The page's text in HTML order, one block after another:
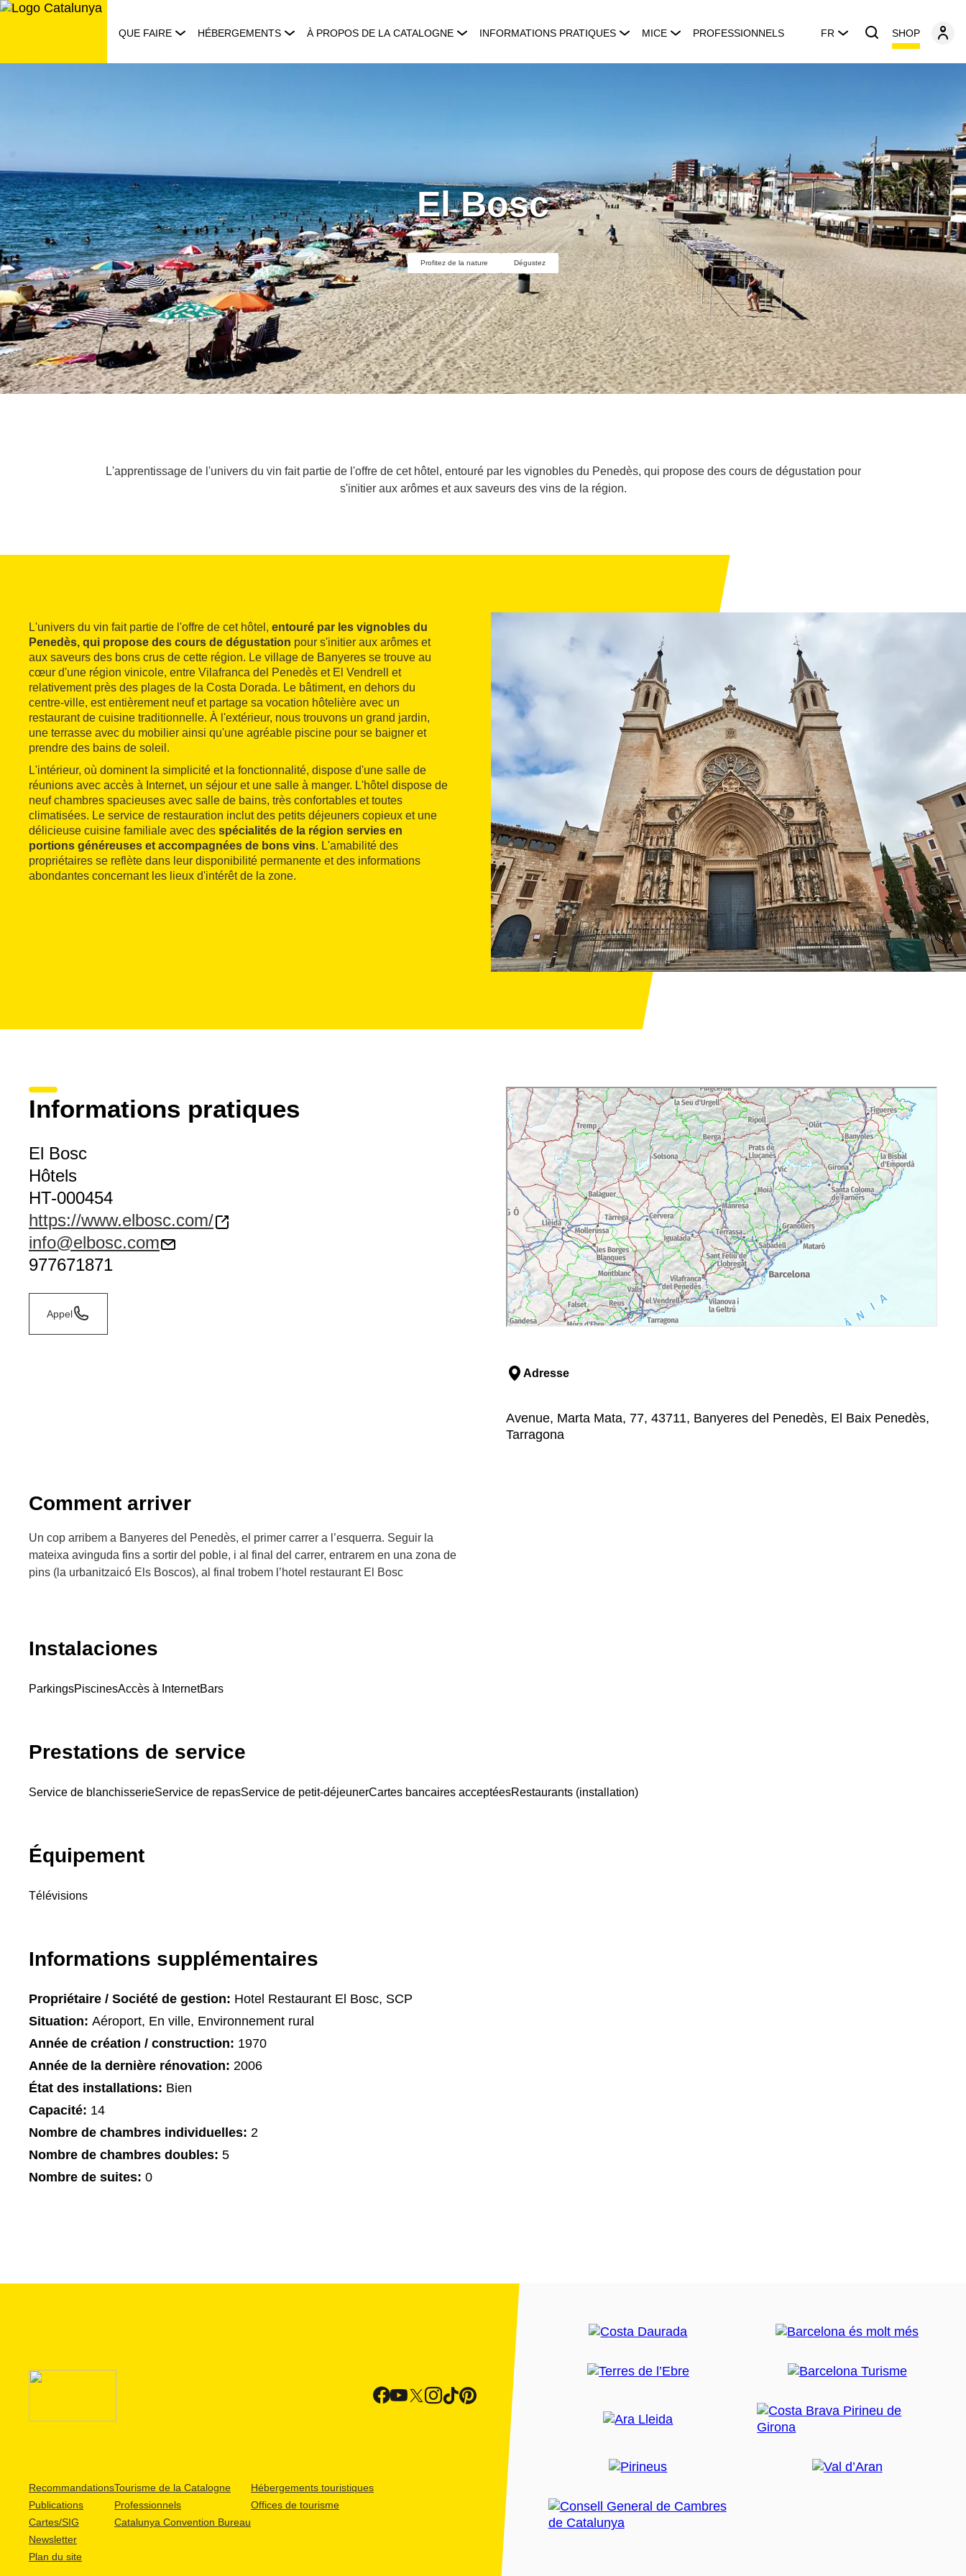
Aller
QUE FAIRE HÉBERGEMENTS À PROPOS DE LA CATALOGNE INFORMATIONS PRATIQUES MICE PROFESSIONNELS FR SHOP
El Bosc
Profitez de la nature Dégustez
L'apprentissage de l'univers du vin fait partie de l'offre de cet hôtel, entouré par les vignobles du Penedès, qui propose des cours de dégustation pour
s'initier aux arômes et aux saveurs des vins de la région.
L'univers du vin fait partie de l'offre de cet hôtel, entouré par les vignobles du
Penedès, qui propose des cours de dégustation pour s'initier aux arômes et
aux saveurs des bons crus de cette région. Le village de Banyeres se trouve au
cœur d'une région vinicole, entre Vilafranca del Penedès et El Vendrell et
relativement près des plages de la Costa Dorada. Le bâtiment, en dehors du
centre-ville, est entièrement neuf et partage sa vocation hôtelière avec un
restaurant de cuisine traditionnelle. À l'extérieur, nous trouvons un grand jardin,
une terrasse avec du mobilier ainsi qu'une agréable piscine pour se baigner et
prendre des bains de soleil.
L'intérieur, où dominent la simplicité et la fonctionnalité, dispose d'une salle de
réunions avec accès à Internet, un séjour et une salle à manger. L'hôtel dispose de
neuf chambres spacieuses avec salle de bains, très confortables et toutes
climatisées. Le service de restauration inclut des petits déjeuners copieux et une
délicieuse cuisine familiale avec des spécialités de la région servies en
portions généreuses et accompagnées de bons vins. L'amabilité des
propriétaires se reflète dans leur disponibilité permanente et des informations
abondantes concernant les lieux d'intérêt de la zone.
Informations pratiques
El Bosc
Hôtels
HT-000454
https://www.elbosc.com/
info@elbosc.com
977671871
Appel
Adresse
Avenue, Marta Mata, 77, 43711, Banyeres del Penedès, El Baix Penedès,
Tarragona
Comment arriver
Un cop arribem a Banyeres del Penedès, el primer carrer a l’esquerra. Seguir la
mateixa avinguda fins a sortir del poble, i al final del carrer, entrarem en una zona de
pins (la urbanitzaicó Els Boscos), al final trobem l’hotel restaurant El Bosc
Instalaciones
ParkingsPiscinesAccès à InternetBars
Prestations de service
Service de blanchisserieService de repasService de petit-déjeunerCartes bancaires acceptéesRestaurants (installation)
Équipement
Télévisions
Informations supplémentaires
Propriétaire / Société de gestion: Hotel Restaurant El Bosc, SCP
Situation: Aéroport, En ville, Environnement rural
Année de création / construction: 1970
Année de la dernière rénovation: 2006
État des installations: Bien
Capacité: 14
Nombre de chambres individuelles: 2
Nombre de chambres doubles: 5
Nombre de suites: 0
Recommandations
Publications
Cartes/SIG
Newsletter
Plan du site
Tourisme de la Catalogne
Professionnels
Catalunya Convention Bureau
Hébergements touristiques
Offices de tourisme